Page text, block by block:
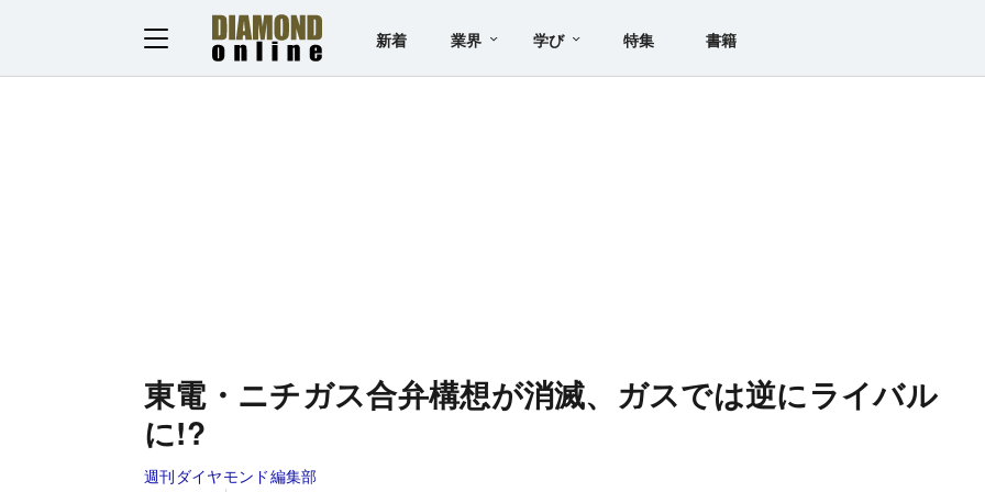
新着 業界 学び 特集 書籍
東電・ニチガス合弁構想が消滅、ガスでは逆にライバル
に!?
週刊ダイヤモンド編集部